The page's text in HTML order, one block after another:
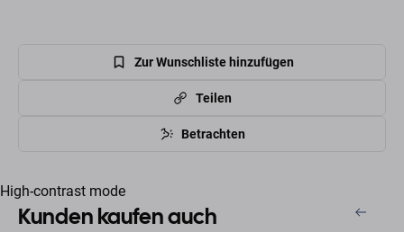
Zur Wunschliste hinzufügen
Teilen
Betrachten
High-contrast mode
Kunden kaufen auch